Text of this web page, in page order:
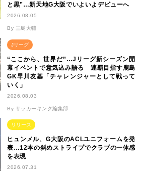
と黒”…新天地G大阪でいよいよデビューへ
2026.08.05
By 三島大輔
Jリーグ
“ここから、世界だ”…Jリーグ新シーズン開
幕イベントで意気込み語る 連覇目指す鹿島
GK早川友基「チャレンジャーとして戦って
いく」
2026.08.03
By サッカーキング編集部
リリース
ヒュンメル、G大阪のACLユニフォームを発
表…12本の斜めストライプでクラブの一体感
を表現
2026.07.31